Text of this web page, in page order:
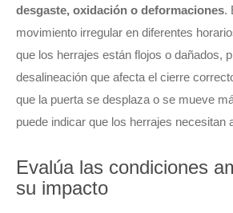
desgaste, oxidación o deformaciones.
movimiento irregular en diferentes
que los herrajes están flojos o dañados,
desalineación que afecta el cierre
que la puerta se desplaza o se mueve
puede indicar que los herrajes necesitan
Evalúa las condiciones
su impacto